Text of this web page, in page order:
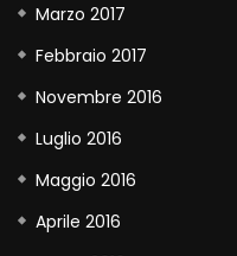
Marzo 2017
Febbraio 2017
Novembre 2016
Luglio 2016
Maggio 2016
Aprile 2016